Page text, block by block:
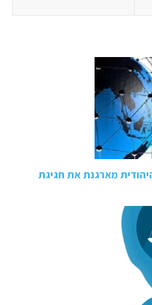
מארגנת את חגיגת